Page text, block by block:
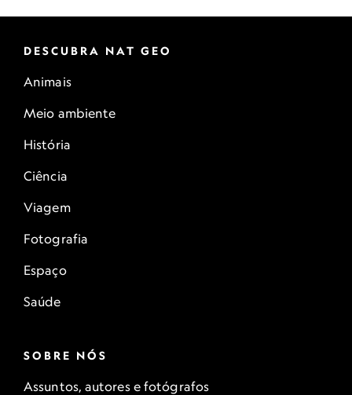
DESCUBRA NAT GEO
Animais
Meio ambiente
História
Ciência
Viagem
Fotografia
Espaço
Saúde
SOBRE NÓS
Assuntos, autores e fotógrafos